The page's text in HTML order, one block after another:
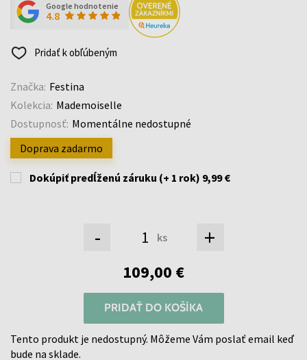
Google hodnotenie
4.8
Pridať k obľúbeným
Značka: Festina
Kolekcia: Mademoiselle
Dostupnosť: Momentálne nedostupné
Doprava zadarmo
Dokúpiť predĺženú záruku (+ 1 rok) 9,99 €
- ks +
109,00 €
PRIDAŤ DO KOŠÍKA
Tento produkt je nedostupný. Môžeme Vám poslať email keď
bude na sklade.